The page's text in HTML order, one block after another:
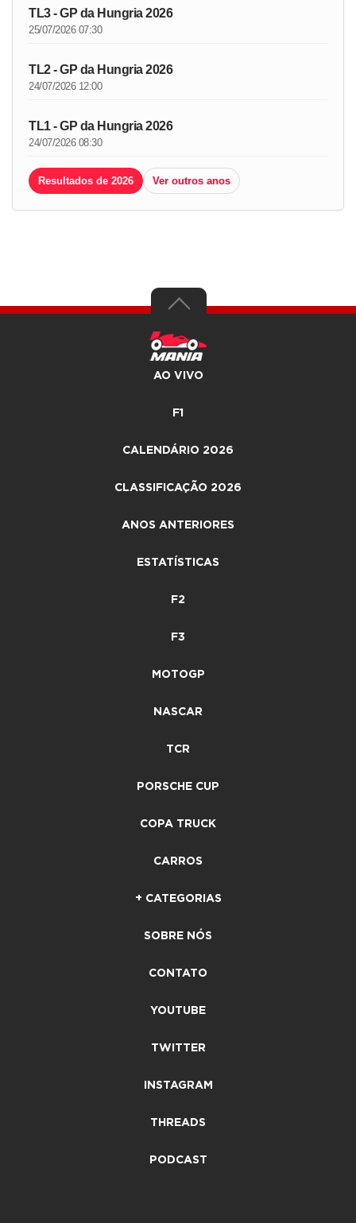
TL3 - GP da Hungria 2026
25/07/2026 07:30
TL2 - GP da Hungria 2026
24/07/2026 12:00
TL1 - GP da Hungria 2026
24/07/2026 08:30
Resultados de 2026 Ver outros anos
AO VIVO
F1
CALENDÁRIO 2026
CLASSIFICAÇÃO 2026
ANOS ANTERIORES
ESTATÍSTICAS
F2
F3
MOTOGP
NASCAR
TCR
PORSCHE CUP
COPA TRUCK
CARROS
+ CATEGORIAS
SOBRE NÓS
CONTATO
YOUTUBE
TWITTER
INSTAGRAM
THREADS
PODCAST